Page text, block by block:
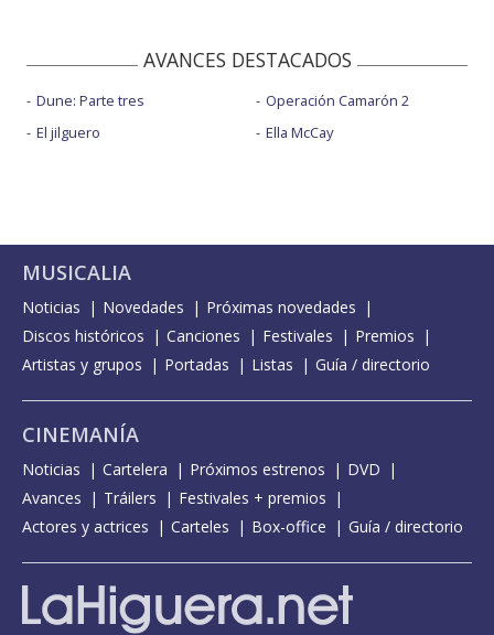
AVANCES DESTACADOS
Dune: Parte tres
El jilguero
Operación Camarón 2
Ella McCay
MUSICALIA
Noticias Novedades
Próximas novedades
Discos históricos
Canciones Festivales
Premios
Artistas y grupos
Portadas Listas Guía / directorio
CINEMANÍA
Noticias Cartelera Próximos estrenos
DVD
Avances
Tráilers
Festivales + premios
Actores y actrices
Carteles Box-office Guía / directorio